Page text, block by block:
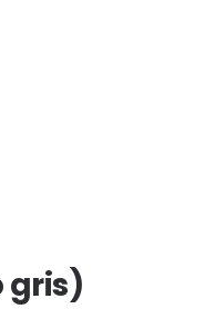
gris)